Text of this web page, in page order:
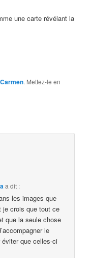
une carte révélant la
Carmen. Mettez-le en
a dit :
les images que
crois que tout ce
que la seule chose
le
que celles-ci